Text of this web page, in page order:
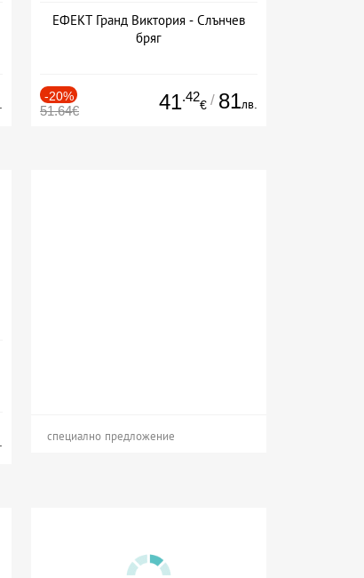
ЕФЕКТ Гранд Виктория - Слънчев
бряг
-20%
51.64€ 41.42
€ / 81лв.
специално предложение